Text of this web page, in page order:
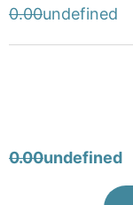
0.00undefined
0.00undefined